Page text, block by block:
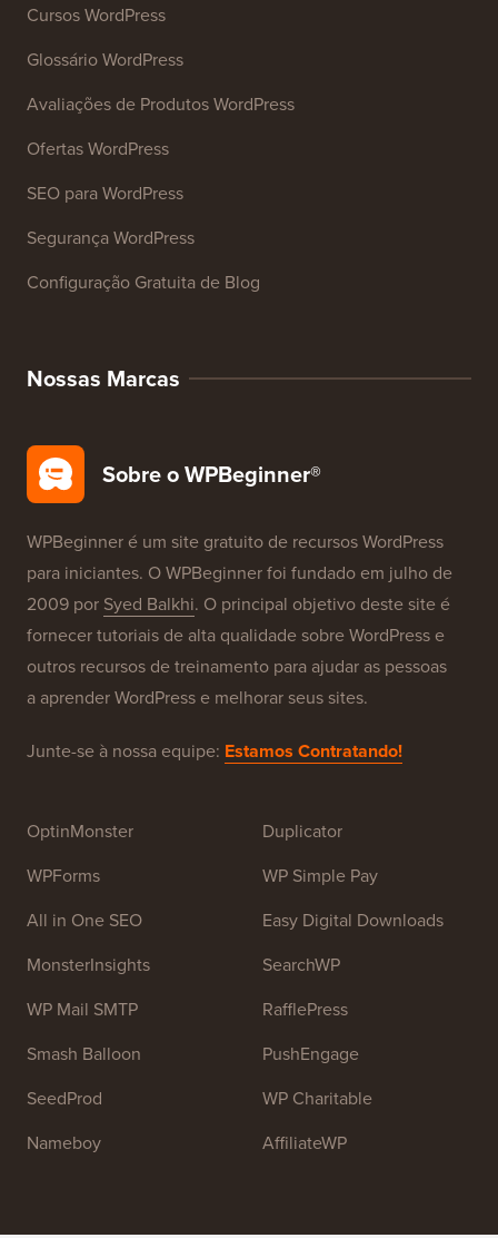
Cursos WordPress
Glossário WordPress
Avaliações de Produtos WordPress
Ofertas WordPress
SEO para WordPress
Segurança WordPress
Configuração Gratuita de Blog
Nossas Marcas
Sobre o WPBeginner®
WPBeginner é um site gratuito de recursos WordPress
para iniciantes. O WPBeginner foi fundado em julho de
2009 por Syed Balkhi. O principal objetivo deste site é
fornecer tutoriais de alta qualidade sobre WordPress e
outros recursos de treinamento para ajudar as pessoas
a aprender WordPress e melhorar seus sites.
Junte-se à nossa equipe: Estamos Contratando!
OptinMonster
WPForms
All in One SEO
MonsterInsights
WP Mail SMTP
Smash Balloon
SeedProd
Nameboy
Duplicator
WP Simple Pay
Easy Digital Downloads
SearchWP
RafflePress
PushEngage
WP Charitable
AffiliateWP